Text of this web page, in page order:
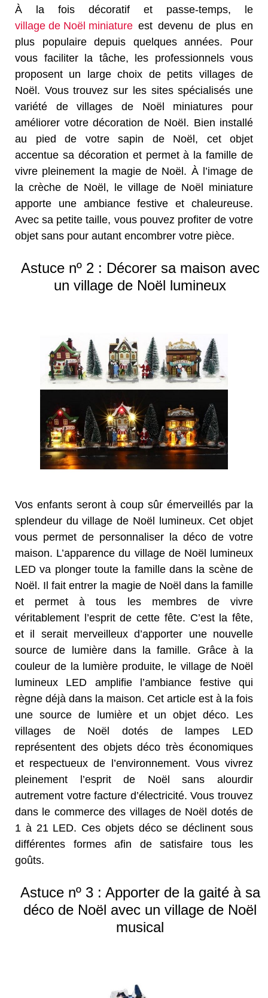
À la fois décoratif et passe-temps, le
village de Noël miniature est devenu de plus en
plus populaire depuis quelques années. Pour
vous faciliter la tâche, les professionnels vous
proposent un large choix de petits villages de
Noël. Vous trouvez sur les sites spécialisés une
variété de villages de Noël miniatures pour
améliorer votre décoration de Noël. Bien installé
au pied de votre sapin de Noël, cet objet
accentue sa décoration et permet à la famille de
vivre pleinement la magie de Noël. À l’image de
la crèche de Noël, le village de Noël miniature
apporte une ambiance festive et chaleureuse.
Avec sa petite taille, vous pouvez profiter de votre
objet sans pour autant encombrer votre pièce.
Astuce nº 2 : Décorer sa maison avec
un village de Noël lumineux
Vos enfants seront à coup sûr émerveillés par la
splendeur du village de Noël lumineux. Cet objet
vous permet de personnaliser la déco de votre
maison. L’apparence du village de Noël lumineux
LED va plonger toute la famille dans la scène de
Noël. Il fait entrer la magie de Noël dans la famille
et permet à tous les membres de vivre
véritablement l’esprit de cette fête. C’est la fête,
et il serait merveilleux d’apporter une nouvelle
source de lumière dans la famille. Grâce à la
couleur de la lumière produite, le village de Noël
lumineux LED amplifie l’ambiance festive qui
règne déjà dans la maison. Cet article est à la fois
une source de lumière et un objet déco. Les
villages de Noël dotés de lampes LED
représentent des objets déco très économiques
et respectueux de l’environnement. Vous vivrez
pleinement l’esprit de Noël sans alourdir
autrement votre facture d’électricité. Vous trouvez
dans le commerce des villages de Noël dotés de
1 à 21 LED. Ces objets déco se déclinent sous
différentes formes afin de satisfaire tous les
goûts.
Astuce nº 3 : Apporter de la gaité à sa
déco de Noël avec un village de Noël
musical